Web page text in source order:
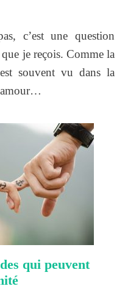
c’est une question
je reçois. Comme la
souvent vu dans la
qui peuvent